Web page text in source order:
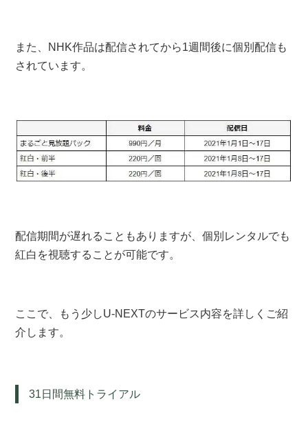
また、NHK作品は配信されてから1週間後に個別配信も
されています。
配信期間が遅れることもありますが、個別レンタルでも
紅白を視聴することが可能です。
ここで、もう少しU-NEXTのサービス内容を詳しくご紹
介します。
31日間無料トライアル